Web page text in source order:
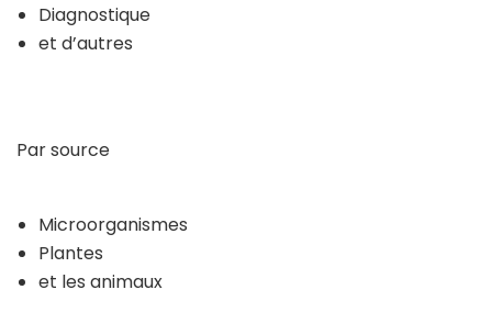
Diagnostique
et d’autres
Par source
Microorganismes
Plantes
et les animaux